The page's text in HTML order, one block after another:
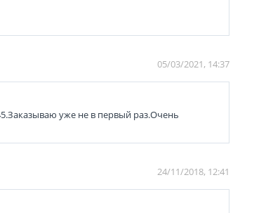
05/03/2021, 14:37
уже не в первый раз.Очень
24/11/2018, 12:41